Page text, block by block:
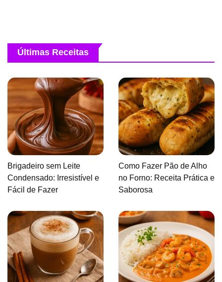
Últimas Receitas
Brigadeiro sem Leite
Condensado: Irresistível e
Fácil de Fazer
Como Fazer Pão de Alho
no Forno: Receita Prática e
Saborosa